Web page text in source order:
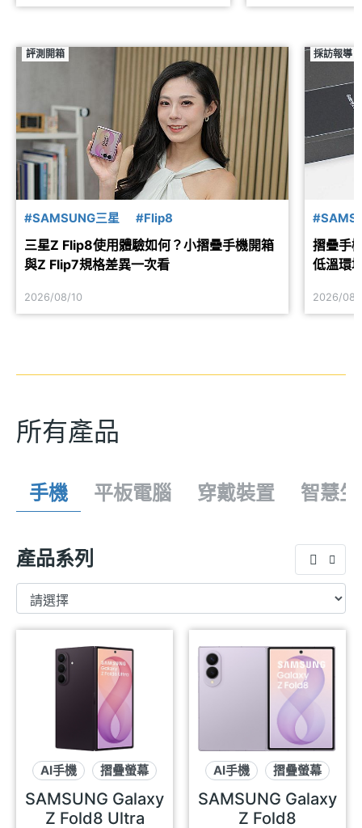
評測開箱
#SAMSUNG三星 #Flip8
三星Z Flip8使用體驗如何？小摺疊手機開箱
與Z Flip7規格差異一次看
2026/08/10
採訪報導
摺疊手
低溫環
2026/08/
所有產品
手機 平板電腦 穿戴裝置 智慧
產品系列
AI手機
摺疊螢幕
雙螢幕
SAMSUNG Galaxy
Z Fold8 Ultra
AI手機
摺疊螢幕
雙螢幕
SAMSUNG Galaxy
Z Fold8